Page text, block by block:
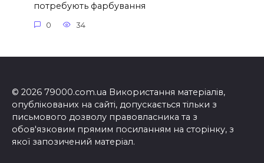
потребують фарбування
0 34
© 2026 79000.com.ua Використання матеріалів,
опублікованих на сайті, допускається тільки з
письмового дозволу правовласника та з
обов'язковим прямим посиланням на сторінку, з
якої запозичений матеріал.